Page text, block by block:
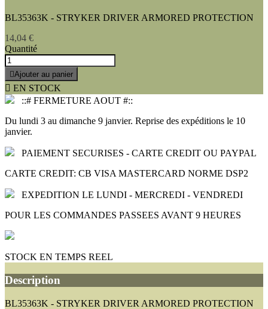
BL35363K - STRYKER DRIVER ARMORED PROTECTION
14,04 €
Quantité
Ajouter au panier
 EN STOCK
::# FERMETURE AOUT #::
Du lundi 3 au dimanche 9 janvier. Reprise des expéditions le 10
janvier.
PAIEMENT SECURISES - CARTE CREDIT OU PAYPAL
CARTE CREDIT: CB VISA MASTERCARD NORME DSP2
EXPEDITION LE LUNDI - MERCREDI - VENDREDI
POUR LES COMMANDES PASSEES AVANT 9 HEURES
STOCK EN TEMPS REEL
Description
BL35363K - STRYKER DRIVER ARMORED PROTECTION